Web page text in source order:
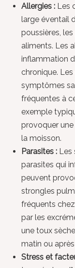
Allergies : Les
large éventail
poussières,
aliments. Les
inflammation
chronique.
symptômes
fréquentes à
exemple
provoquer
la moisson.
Parasites : Les
parasites qui
peuvent
strongles
fréquents
par les
une toux
matin ou après
Stress et